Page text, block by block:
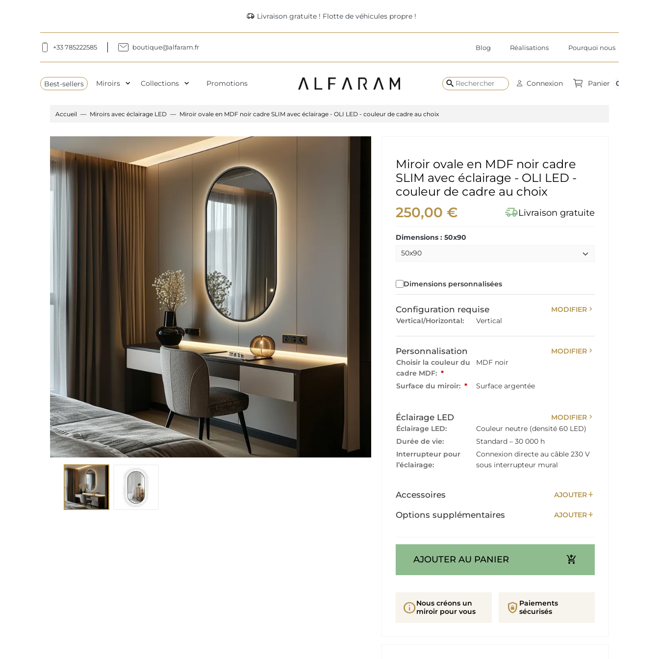
delivery_truck_speed Livraison gratuite ! Flotte de véhicules propre !
+33 785222585 boutique@alfaram.fr Blog Réalisations Pourquoi nous
Best-sellers Miroirs expand_more Collections expand_more Promotions search Connexion Panier 0
Accueil Miroirs avec éclairage LED Miroir ovale en MDF noir cadre SLIM avec éclairage - OLI LED - couleur de cadre au choix
Miroir ovale en MDF noir cadre
SLIM avec éclairage - OLI LED -
couleur de cadre au choix
250,00 € delivery_truck_speedLivraison gratuite
Dimensions : 50x90
Dimensions personnalisées
Configuration requise MODIFIER chevron_right
Vertical/Horizontal: Vertical
Personnalisation MODIFIER chevron_right
Choisir la couleur du
cadre MDF: *
MDF noir
Surface du miroir: * Surface argentée
Éclairage LED MODIFIER chevron_right
Éclairage LED:
Couleur neutre (densité 60 LED)
Durée de vie:
Standard – 30 000 h
Interrupteur pour
l’éclairage:
Connexion directe au câble 230 V
sous interrupteur mural
Accessoires AJOUTERadd
Options supplémentaires AJOUTERadd
AJOUTER AU PANIER add_shopping_cart
infoNous créons un
miroir pour vous
shield_lock Paiements
sécurisés